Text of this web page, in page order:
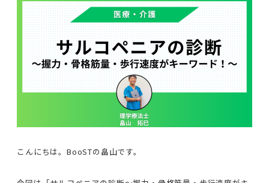
こんにちは。BooSTの畠山です。